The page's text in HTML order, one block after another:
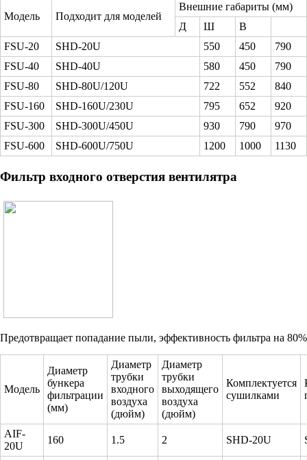
Модель Подходит для моделей
Внешние габариты (мм)
Д
Ш
В
FSU-20
SHD-20U 550 450
790
FSU-40
SHD-40U 580 450
790
FSU-80
SHD-80U/120U 722 552
840
FSU-160
SHD-160U/230U 795 652
920
FSU-300
SHD-300U/450U 930 790
970
FSU-600
SHD-600U/750U 1200 1000 1130
Фильтр входного отверстия вентилятра
Предотвращает попадание пыли, эффективность фильтра на 80%
Модель
Диаметр
бункера
фильтрации
(мм)
Диаметр
трубки
входного
воздуха
(дюйм)
Диаметр
трубки
выходящего
воздуха
(дюйм)
Комплектуется
сушилками
AIF-
20U
160 1.5 2 SHD-20U